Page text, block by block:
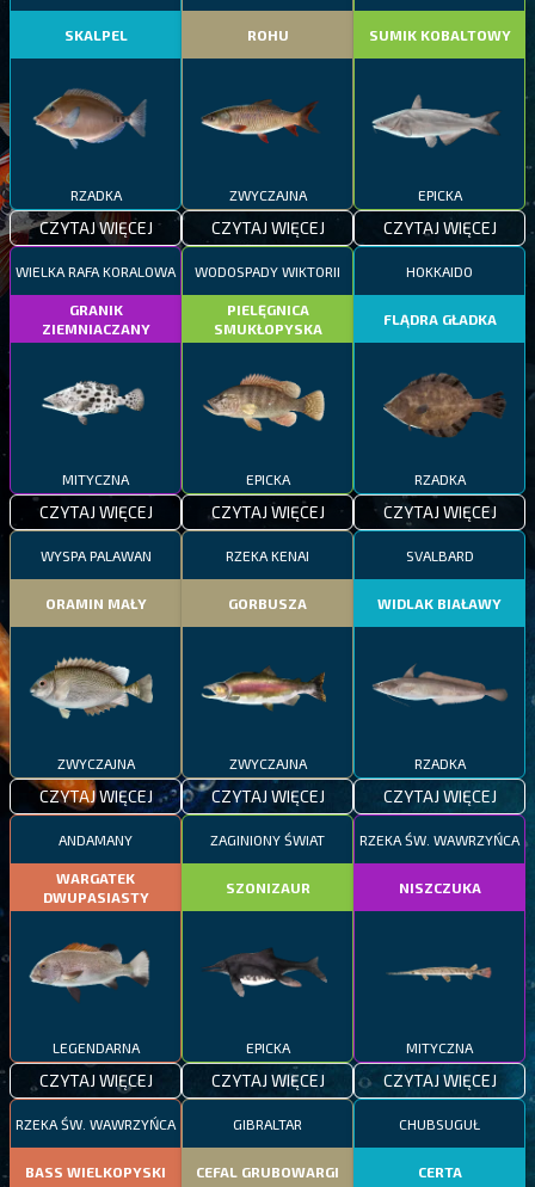
SKALPEL
RZADKA
CZYTAJ WIĘCEJ
ROHU
ZWYCZAJNA
CZYTAJ WIĘCEJ
SUMIK KOBALTOWY
EPICKA
CZYTAJ WIĘCEJ
WIELKA RAFA KORALOWA
GRANIK
ZIEMNIACZANY
MITYCZNA
CZYTAJ WIĘCEJ
WODOSPADY WIKTORII
PIELĘGNICA
SMUKŁOPYSKA
EPICKA
CZYTAJ WIĘCEJ
HOKKAIDO
FLĄDRA GŁADKA
RZADKA
CZYTAJ WIĘCEJ
WYSPA PALAWAN
ORAMIN MAŁY
ZWYCZAJNA
CZYTAJ WIĘCEJ
RZEKA KENAI
GORBUSZA
ZWYCZAJNA
CZYTAJ WIĘCEJ
SVALBARD
WIDLAK BIAŁAWY
RZADKA
CZYTAJ WIĘCEJ
ANDAMANY
WARGATEK
DWUPASIASTY
LEGENDARNA
CZYTAJ WIĘCEJ
ZAGINIONY ŚWIAT
SZONIZAUR
EPICKA
CZYTAJ WIĘCEJ
RZEKA ŚW. WAWRZYŃCA
NISZCZUKA
MITYCZNA
CZYTAJ WIĘCEJ
RZEKA ŚW. WAWRZYŃCA
BASS WIELKOPYSKI
GIBRALTAR
CEFAL GRUBOWARGI
CHUBSUGUŁ
CERTA